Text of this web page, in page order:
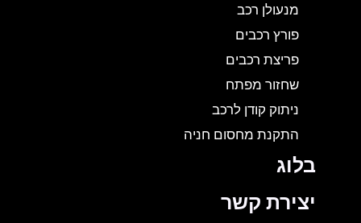
מנעולן רכב
פורץ רכבים
פריצת רכבים
שחזור מפתח
ניתוק קודן לרכב
התקנת מחסום חניה
בלוג
יצירת קשר